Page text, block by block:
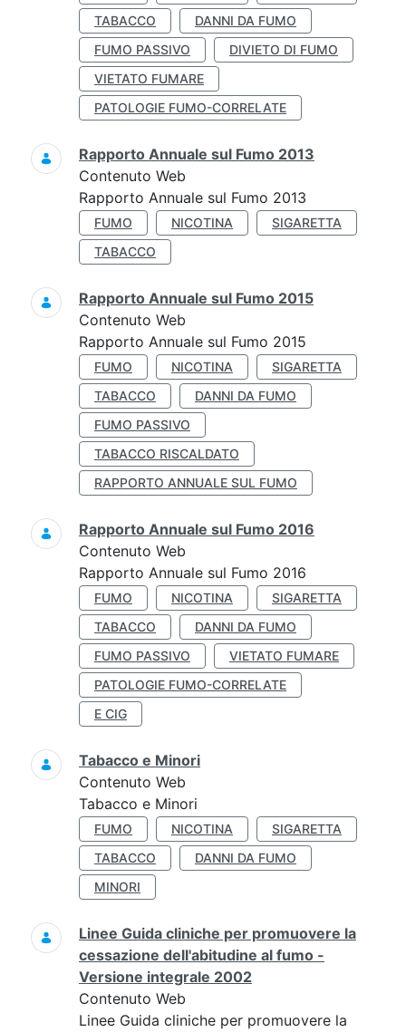
TABACCO
DANNI DA FUMO
FUMO PASSIVO
DIVIETO DI FUMO
VIETATO FUMARE
PATOLOGIE FUMO-CORRELATE
Rapporto Annuale sul Fumo 2013
Contenuto Web
Rapporto Annuale sul Fumo 2013
FUMO NICOTINA
SIGARETTA
TABACCO
Rapporto Annuale sul Fumo 2015
Contenuto Web
Rapporto Annuale sul Fumo 2015
FUMO NICOTINA
SIGARETTA
TABACCO
DANNI DA FUMO
FUMO PASSIVO
TABACCO RISCALDATO
RAPPORTO ANNUALE SUL FUMO
Rapporto Annuale sul Fumo 2016
Contenuto Web
Rapporto Annuale sul Fumo 2016
FUMO NICOTINA
SIGARETTA
TABACCO
DANNI DA FUMO
FUMO PASSIVO
VIETATO FUMARE
PATOLOGIE FUMO-CORRELATE
E CIG
Tabacco e Minori
Contenuto Web
Tabacco e Minori
FUMO NICOTINA
SIGARETTA
TABACCO
DANNI DA FUMO
MINORI
Linee Guida cliniche per promuovere la
cessazione dell'abitudine al fumo -
Versione integrale 2002
Contenuto Web
Linee Guida cliniche per promuovere la